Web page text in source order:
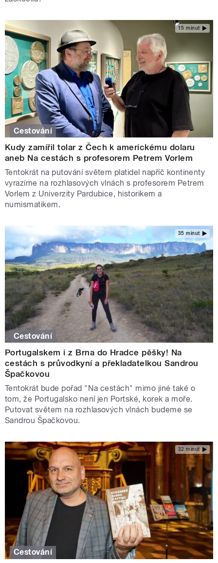
15 minut
Cestování
Kudy zamířil tolar z Čech k americkému dolaru
aneb Na cestách s profesorem Petrem Vorlem
Tentokrát na putování světem platidel napříč kontinenty
vyrazíme na rozhlasových vlnách s profesorem Petrem
Vorlem z Univerzity Pardubice, historikem a
numismatikem.
35 minut
Cestování
Portugalskem i z Brna do Hradce pěšky! Na
cestách s průvodkyní a překladatelkou Sandrou
Špačkovou
Tentokrát bude pořad "Na cestách" mimo jiné také o
tom, že Portugalsko není jen Portské, korek a moře.
Putovat světem na rozhlasových vlnách budeme se
Sandrou Špačkovou.
32 minut
Cestování